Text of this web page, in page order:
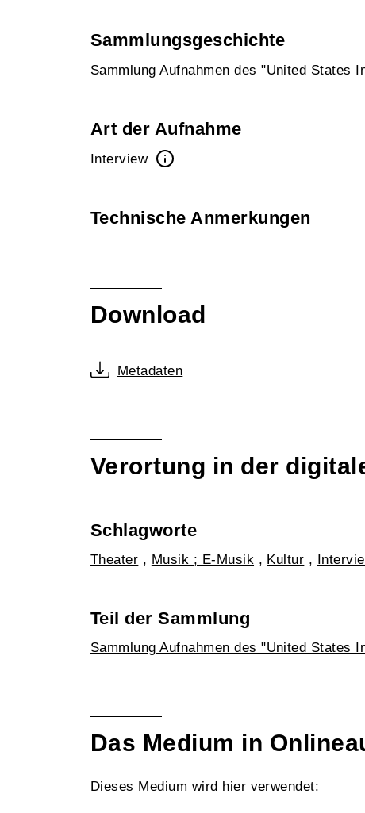
Sammlungsgeschichte
Sammlung Aufnahmen des "United States
Art der Aufnahme
Interview
Technische Anmerkungen
Download
Metadaten
Verortung in der
Schlagworte
Theater , Musik ; E-Musik , Kultur ,
Teil der Sammlung
Sammlung Aufnahmen des "United States
Das Medium in
Dieses Medium wird hier verwendet: